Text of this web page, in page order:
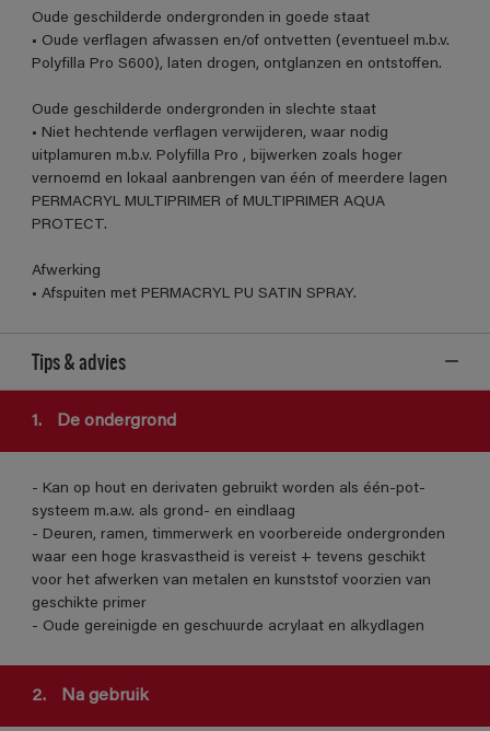
Oude geschilderde ondergronden in goede staat
• Oude verflagen afwassen en/of ontvetten (eventueel m.b.v.
Polyfilla Pro S600), laten drogen, ontglanzen en ontstoffen.
Oude geschilderde ondergronden in slechte staat
• Niet hechtende verflagen verwijderen, waar nodig
uitplamuren m.b.v. Polyfilla Pro , bijwerken zoals hoger
vernoemd en lokaal aanbrengen van één of meerdere lagen
PERMACRYL MULTIPRIMER of MULTIPRIMER AQUA
PROTECT.
Afwerking
• Afspuiten met PERMACRYL PU SATIN SPRAY.
Tips & advies
1. De ondergrond
- Kan op hout en derivaten gebruikt worden als één-pot-
systeem m.a.w. als grond- en eindlaag
- Deuren, ramen, timmerwerk en voorbereide ondergronden
waar een hoge krasvastheid is vereist + tevens geschikt
voor het afwerken van metalen en kunststof voorzien van
geschikte primer
- Oude gereinigde en geschuurde acrylaat en alkydlagen
2. Na gebruik